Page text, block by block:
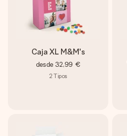
Caja XL M&M's
desde 32,99 €
2 Tipos